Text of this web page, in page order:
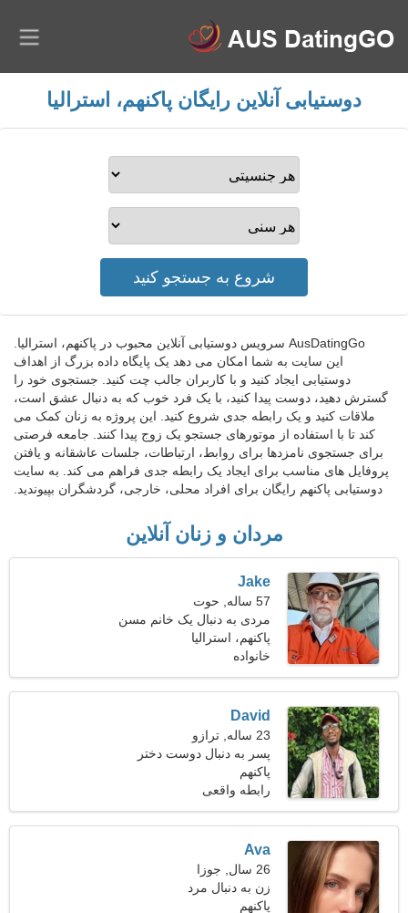
دوستیابی آنلاین رایگان پاکنهم، استرالیا
AusDatingGo سرویس دوستیابی آنلاین محبوب در پاکنهم، استرالیا.
این سایت به شما امکان می دهد یک پایگاه داده بزرگ از اهداف
دوستیابی ایجاد کنید و با کاربران جالب چت کنید. جستجوی خود را
گسترش دهید، دوست پیدا کنید، با یک فرد خوب که به دنبال عشق است،
ملاقات کنید و یک رابطه جدی شروع کنید. این پروژه به زنان کمک می
کند تا با استفاده از موتورهای جستجو یک زوج پیدا کنند. جامعه فرصتی
برای جستجوی نامزدها برای روابط، ارتباطات، جلسات عاشقانه و یافتن
پروفایل های مناسب برای ایجاد یک رابطه جدی فراهم می کند. به سایت
دوستیابی پاکنهم رایگان برای افراد محلی، خارجی، گردشگران بپیوندید.
مردان و زنان آنلاین
Jake
57 ساله, حوت
مردی به دنبال یک خانم مسن
48-55
پاکنهم، استرالیا
خانواده
David
23 ساله, ترازو
پسر به دنبال دوست دختر
است 26-30
پاکنهم
رابطه واقعی
Ava
26 سال, جوزا
زن به دنبال مرد
پاکنهم